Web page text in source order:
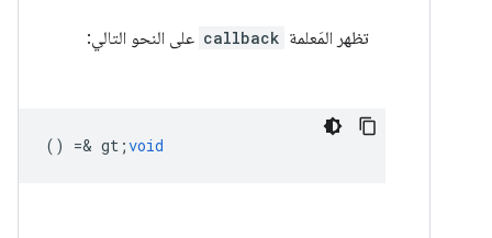
تظهر المَعلمة callback على النحو التالي:
() =& gt;void